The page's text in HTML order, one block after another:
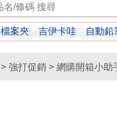
檔案夾 吉伊卡哇 自動鉛
> 強打促銷 > 網購開箱小助